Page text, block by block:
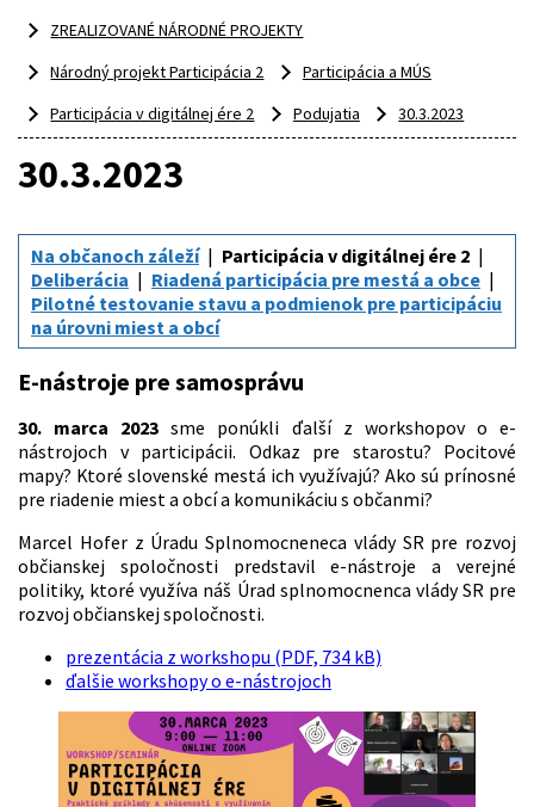
ZREALIZOVANÉ NÁRODNÉ PROJEKTY
Národný projekt Participácia 2
Participácia a MÚS
Participácia v digitálnej ére 2
Podujatia 30.3.2023
30.3.2023
Na občanoch záleží
Participácia v digitálnej ére 2
Deliberácia
Riadená participácia pre mestá a obce
Pilotné testovanie stavu a podmienok pre participáciu
na úrovni miest a obcí
E-nástroje pre samosprávu
30. marca 2023 sme ponúkli ďalší z workshopov o e-
nástrojoch v participácii. Odkaz pre starostu? Pocitové
mapy? Ktoré slovenské mestá ich využívajú? Ako sú prínosné
pre riadenie miest a obcí a komunikáciu s občanmi?
Marcel Hofer z Úradu Splnomocneneca vlády SR pre rozvoj
občianskej spoločnosti predstavil e-nástroje a verejné
politiky, ktoré využíva náš Úrad splnomocnenca vlády SR pre
rozvoj občianskej spoločnosti.
prezentácia z workshopu (PDF, 734 kB)
ďalšie workshopy o e-nástrojoch